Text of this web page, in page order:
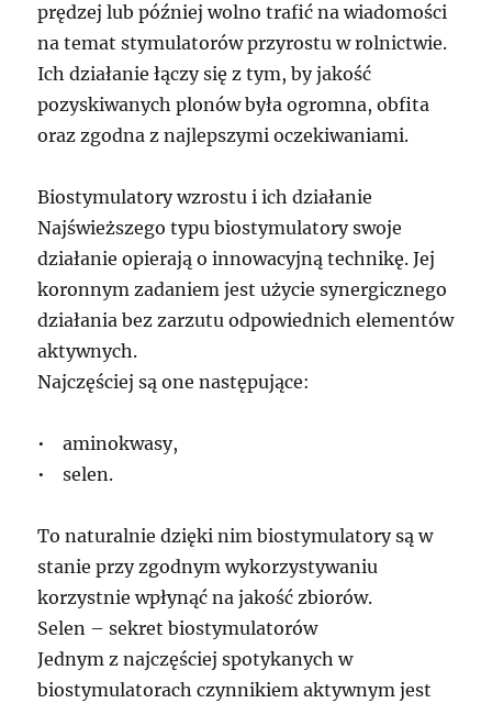
prędzej lub później wolno trafić na wiadomości
na temat stymulatorów przyrostu w rolnictwie.
Ich działanie łączy się z tym, by jakość
pozyskiwanych plonów była ogromna, obfita
oraz zgodna z najlepszymi oczekiwaniami.
Biostymulatory wzrostu i ich działanie
Najświeższego typu biostymulatory swoje
działanie opierają o innowacyjną technikę. Jej
koronnym zadaniem jest użycie synergicznego
działania bez zarzutu odpowiednich elementów
aktywnych.
Najczęściej są one następujące:
• aminokwasy,
• selen.
To naturalnie dzięki nim biostymulatory są w
stanie przy zgodnym wykorzystywaniu
korzystnie wpłynąć na jakość zbiorów.
Selen – sekret biostymulatorów
Jednym z najczęściej spotykanych w
biostymulatorach czynnikiem aktywnym jest